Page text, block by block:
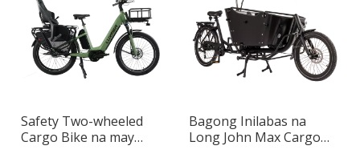
Safety Two-wheeled
Cargo Bike na may
Bagong Inilabas na
Long John Max Cargo